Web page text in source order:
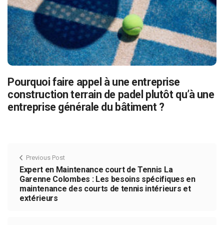
Pourquoi faire appel à une entreprise
construction terrain de padel plutôt qu’à une
entreprise générale du bâtiment ?
Previous Post
Expert en Maintenance court de Tennis La
Garenne Colombes : Les besoins spécifiques en
maintenance des courts de tennis intérieurs et
extérieurs